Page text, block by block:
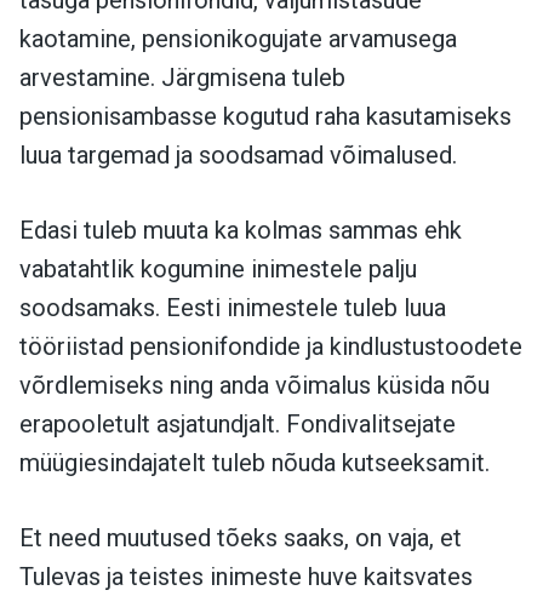
kaotamine, pensionikogujate arvamusega
arvestamine. Järgmisena tuleb
pensionisambasse kogutud raha kasutamiseks
luua targemad ja soodsamad võimalused.
Edasi tuleb muuta ka kolmas sammas ehk
vabatahtlik kogumine inimestele palju
soodsamaks. Eesti inimestele tuleb luua
tööriistad pensionifondide ja kindlustustoodete
võrdlemiseks ning anda võimalus küsida nõu
erapooletult asjatundjalt. Fondivalitsejate
müügiesindajatelt tuleb nõuda kutseeksamit.
Et need muutused tõeks saaks, on vaja, et
Tulevas ja teistes inimeste huve kaitsvates